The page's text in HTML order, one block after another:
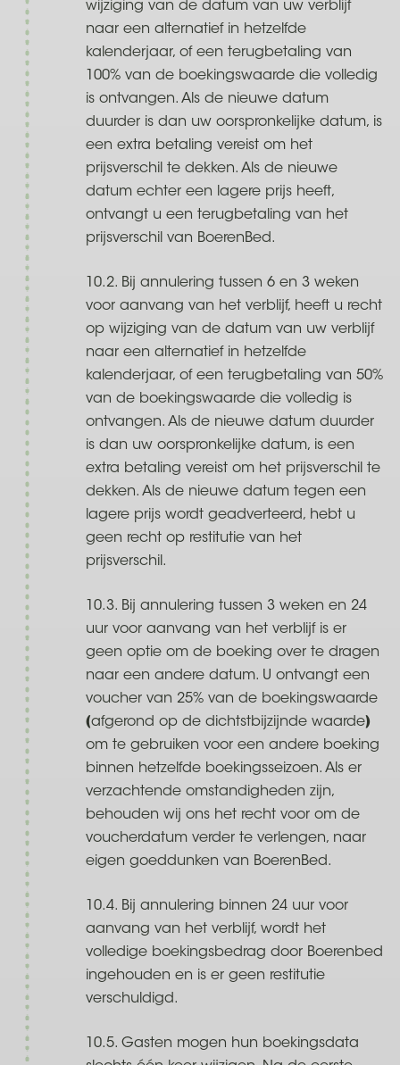
wijziging van de datum van uw verblijf
naar een alternatief in hetzelfde
kalenderjaar, of een terugbetaling van
100% van de boekingswaarde die volledig
is ontvangen. Als de nieuwe datum
duurder is dan uw oorspronkelijke datum, is
een extra betaling vereist om het
prijsverschil te dekken. Als de nieuwe
datum echter een lagere prijs heeft,
ontvangt u een terugbetaling van het
prijsverschil van BoerenBed.
10.2. Bij annulering tussen 6 en 3 weken
voor aanvang van het verblijf, heeft u recht
op wijziging van de datum van uw verblijf
naar een alternatief in hetzelfde
kalenderjaar, of een terugbetaling van 50%
van de boekingswaarde die volledig is
ontvangen. Als de nieuwe datum duurder
is dan uw oorspronkelijke datum, is een
extra betaling vereist om het prijsverschil te
dekken. Als de nieuwe datum tegen een
lagere prijs wordt geadverteerd, hebt u
geen recht op restitutie van het
prijsverschil.
10.3. Bij annulering tussen 3 weken en 24
uur voor aanvang van het verblijf is er
geen optie om de boeking over te dragen
naar een andere datum. U ontvangt een
voucher van 25% van de boekingswaarde
(afgerond op de dichtstbijzijnde waarde)
om te gebruiken voor een andere boeking
binnen hetzelfde boekingsseizoen. Als er
verzachtende omstandigheden zijn,
behouden wij ons het recht voor om de
voucherdatum verder te verlengen, naar
eigen goeddunken van BoerenBed.
10.4. Bij annulering binnen 24 uur voor
aanvang van het verblijf, wordt het
volledige boekingsbedrag door Boerenbed
ingehouden en is er geen restitutie
verschuldigd.
10.5. Gasten mogen hun boekingsdata